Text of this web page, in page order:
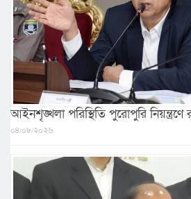
আইনশৃঙ্খলা পরিস্থিতি পুরোপুরি নিয়ন্ত্রণে
০৪/০৮/২০২৬